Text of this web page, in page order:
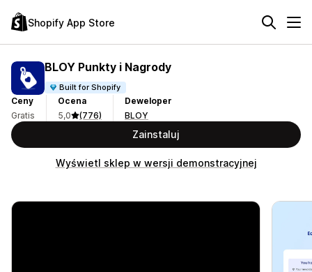
Shopify App Store
BLOY Punkty i Nagrody
Built for Shopify
Ceny
Gratis
Ocena
5,0
(776)
Deweloper
BLOY
Zainstaluj
Wyświetl sklep w wersji demonstracyjnej